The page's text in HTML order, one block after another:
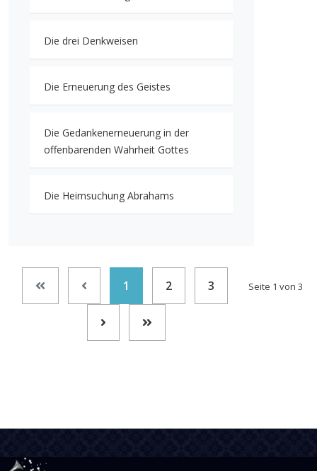
Die drei Denkweisen
Die Erneuerung des Geistes
Die Gedankenerneuerung in der
offenbarenden Wahrheit Gottes
Die Heimsuchung Abrahams
Seite 1 von 3
1 2 3